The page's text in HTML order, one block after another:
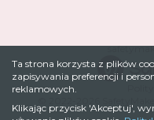
Ta strona korzysta z plików
zapisywania preferencji i
reklamowych.
Klikając przycisk 'Akceptuj',